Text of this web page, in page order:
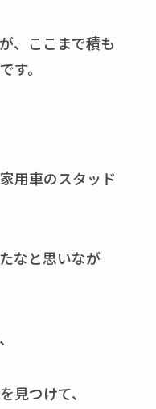
、ここまで積も
す。
用車のスタッド
なと思いなが
見つけて、